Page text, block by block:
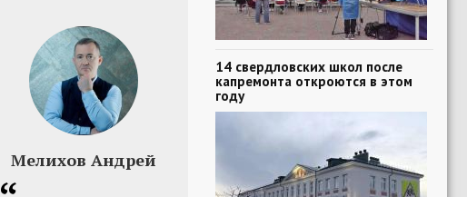
Мелихов Андрей
14 свердловских школ после
капремонта откроются в этом
году